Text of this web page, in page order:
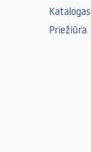
Katalogas
Priežiūra